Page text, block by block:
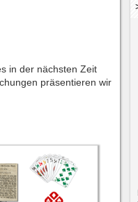
in der nächsten Zeit
präsentieren wir